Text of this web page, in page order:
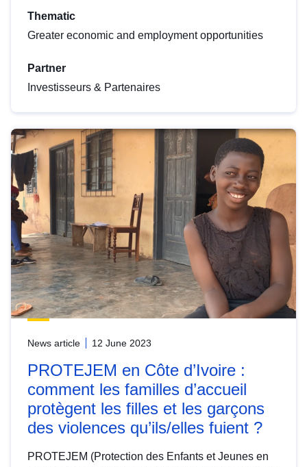
Thematic
Greater economic and employment opportunities
Partner
Investisseurs & Partenaires
News article 12 June 2023
PROTEJEM en Côte d’Ivoire :
comment les familles d’accueil
protègent les filles et les garçons
des violences qu’ils/elles fuient ?
PROTEJEM (Protection des Enfants et Jeunes en